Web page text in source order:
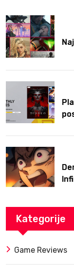
Kategorije
Game Reviews